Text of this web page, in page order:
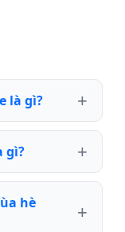
là gì?
gì?
hè